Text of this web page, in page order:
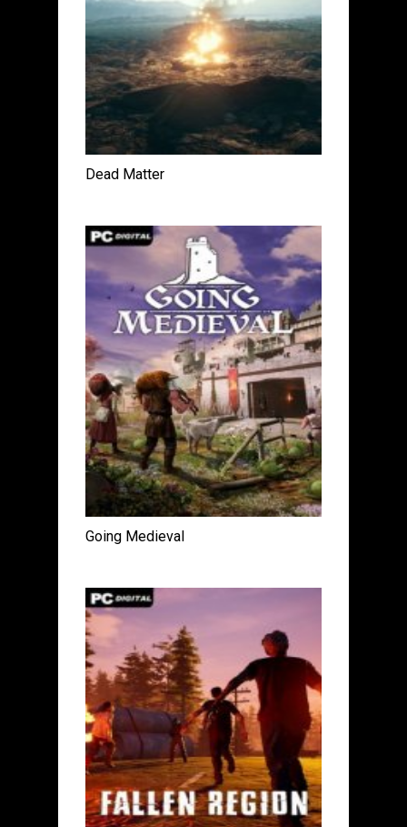
Dead Matter
Going Medieval